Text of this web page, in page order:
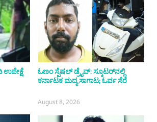
ಉಪೇಕ್ಷೆ
ಓಣಂ ಸ್ಪೆಷಲ್ ಡ್ರೈವ್: ಸ್ಕೂಟರ್‌ನಲ್ಲಿ
ಕರ್ನಾಟಕ ಮದ್ಯ ಸಾಗಾಟ; ಓರ್ವ ಸೆರೆ
August 8, 2026